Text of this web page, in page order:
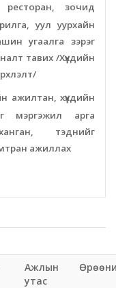
ресторан, зочид
уул уурхайн
угаалга зэрэг
тавих /Хүүхдийн
ажилтан, хүүхдийн
мэргэжил арга
тэднийг
ажиллах
Ажлын
утас